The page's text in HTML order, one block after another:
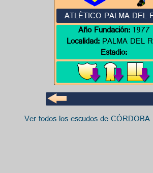
ATLÉTICO PALMA DEL
Año Fundación:1977
Localidad:PALMA DEL
Estadio:
Ver todos los escudos de